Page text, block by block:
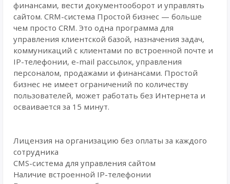
финансами, вести документооборот и управлять
сайтом. CRM-система Простой бизнес — больше
чем просто CRM. Это одна программа для
управления клиентской базой, назначения задач,
коммуникаций с клиентами по встроенной почте и
IP-телефонии, e-mail рассылок, управления
персоналом, продажами и финансами. Простой
бизнес не имеет ограничений по количеству
пользователей, может работать без Интернета и
осваивается за 15 минут.
Лицензия на организацию без оплаты за каждого
сотрудника
CMS-система для управления сайтом
Наличие встроенной IP-телефонии